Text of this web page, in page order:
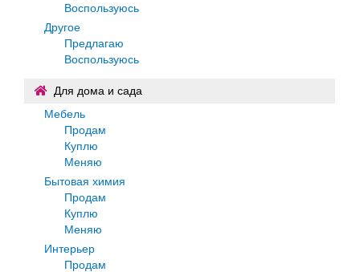
Воспользуюсь
Другое
Предлагаю
Воспользуюсь
Для дома и сада
Мебель
Продам
Куплю
Меняю
Бытовая химия
Продам
Куплю
Меняю
Интерьер
Продам